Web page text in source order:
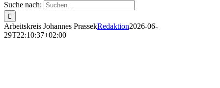
Suche nach:
Arbeitskreis Johannes PrassekRedaktion2026-06-
29T22:10:37+02:00